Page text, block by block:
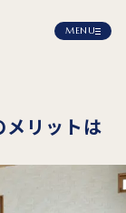
MENU
メリットは